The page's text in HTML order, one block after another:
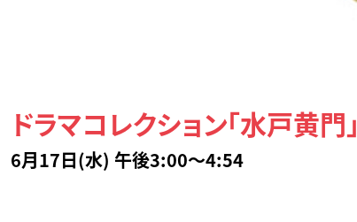
ドラマコレクション「水戸黄門」
6月17日(水) 午後3:00～4:54